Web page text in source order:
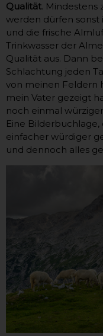
Qualität. Mindestens
werden dürfen sonst
und die frische
Trinkwasser der
Qualität aus. Dann
Schlachtung jeden
von meinen Feldern
mein Vater gezeigt
noch einmal
Eine
einfacher würdiger
und dennoch alles